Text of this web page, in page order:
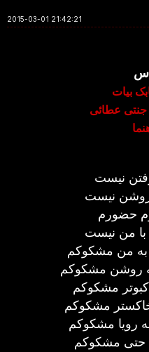
2015-03-01 21:42:21
بیات
جنتی عطائی
نیست
نیست
حضورم
با من نیست
به من مشکوکم
روشن مشکوکم
مشکوکم
مشکوکم
رویا مشکوکم
حتی مشکوکم